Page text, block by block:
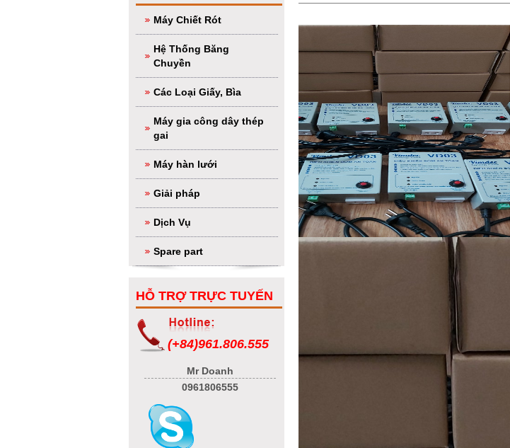
Máy Chiết Rót
Hệ Thống Băng
Chuyền
Các Loại Giấy, Bìa
Máy gia công dây thép
gai
Máy hàn lưới
Giải pháp
Dịch Vụ
Spare part
HỖ TRỢ TRỰC TUYẾN
(+84)961.806.555
Mr Doanh
0961806555